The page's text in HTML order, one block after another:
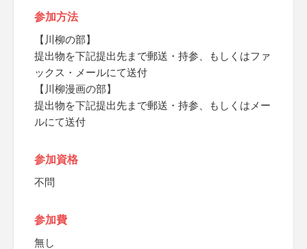
参加方法
【川柳の部】
提出物を下記提出先まで郵送・持参、もしくはファ
ックス・メールにて送付
【川柳漫画の部】
提出物を下記提出先まで郵送・持参、もしくはメー
ルにて送付
参加資格
不問
参加費
無し